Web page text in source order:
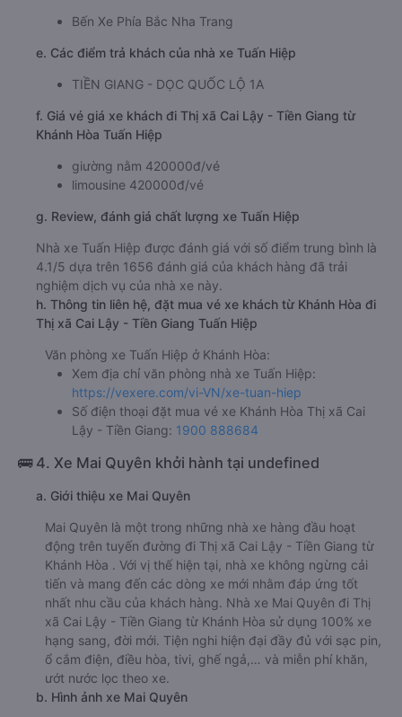
Bến Xe Phía Bắc Nha Trang
e. Các điểm trả khách của nhà xe Tuấn Hiệp
TIỀN GIANG - DỌC QUỐC LỘ 1A
f. Giá vé giá xe khách đi Thị xã Cai Lậy - Tiền Giang từ
Khánh Hòa Tuấn Hiệp
giường nằm 420000đ/vé
limousine 420000đ/vé
g. Review, đánh giá chất lượng xe Tuấn Hiệp
Nhà xe Tuấn Hiệp được đánh giá với số điểm trung bình là
4.1/5 dựa trên 1656 đánh giá của khách hàng đã trải
nghiệm dịch vụ của nhà xe này.
h. Thông tin liên hệ, đặt mua vé xe khách từ Khánh Hòa đi
Thị xã Cai Lậy - Tiền Giang Tuấn Hiệp
Văn phòng xe Tuấn Hiệp ở Khánh Hòa:
Xem địa chỉ văn phòng nhà xe Tuấn Hiệp:
https://vexere.com/vi-VN/xe-tuan-hiep
Số điện thoại đặt mua vé xe Khánh Hòa Thị xã Cai
Lậy - Tiền Giang: 1900 888684
🚌 4. Xe Mai Quyên khởi hành tại undefined
a. Giới thiệu xe Mai Quyên
Mai Quyên là một trong những nhà xe hàng đầu hoạt
động trên tuyến đường đi Thị xã Cai Lậy - Tiền Giang từ
Khánh Hòa . Với vị thế hiện tại, nhà xe không ngừng cải
tiến và mang đến các dòng xe mới nhằm đáp ứng tốt
nhất nhu cầu của khách hàng. Nhà xe Mai Quyên đi Thị
xã Cai Lậy - Tiền Giang từ Khánh Hòa sử dụng 100% xe
hạng sang, đời mới. Tiện nghi hiện đại đầy đủ với sạc pin,
ổ cắm điện, điều hòa, tivi, ghế ngả,… và miễn phí khăn,
ướt nước lọc theo xe.
b. Hình ảnh xe Mai Quyên